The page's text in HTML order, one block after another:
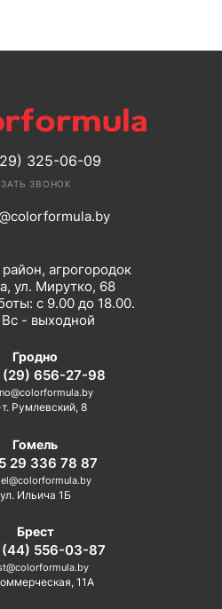
325-06-09
ЗВОНОК
агрогородок
ул. Мирутко, 68
с 9.00 до 18.00.
- выходной
Гродно
(29) 656-27-98
Румлевский, 8
Гомель
29 336 78 87
ул. Ильича 1Б
Брест
(44) 556-03-87
11А